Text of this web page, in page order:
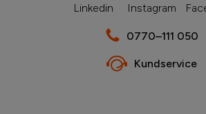
Linkedin Instagram
0770–111 050
Kundservice